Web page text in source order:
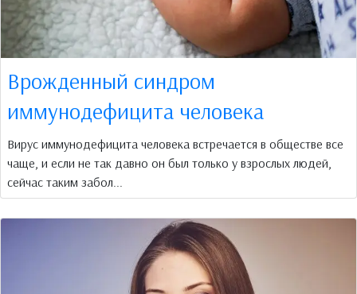
Врожденный синдром
иммунодефицита человека
Вирус иммунодефицита человека встречается в обществе все
чаще, и если не так давно он был только у взрослых людей,
сейчас таким забол...